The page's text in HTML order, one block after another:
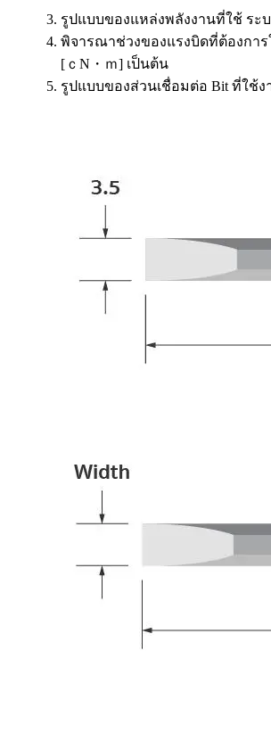
รูปแบบของแหล่งพลังงานที่ใช้ ระ
พิจารณาช่วงของแรงบิดที่ต้องการ
[ｃN・ｍ] เป็นต้น
รูปแบบของส่วนเชื่อมต่อ Bit ที่ใช้